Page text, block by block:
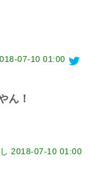
07-10 01:00
ん！
2018-07-10 01:00